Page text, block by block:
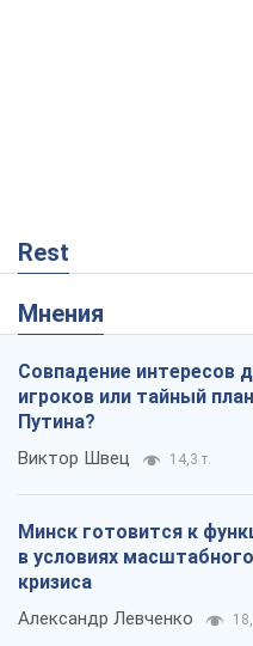
Rest
Мнения
Совпадение интересов
игроков или тайный
Путина?
Виктор Швец 14,3 т.
Минск готовится к
в условиях
кризиса
Александр Левченко